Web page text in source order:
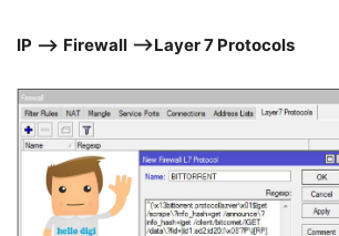
IP –> Firewall –>Layer 7 Protocols